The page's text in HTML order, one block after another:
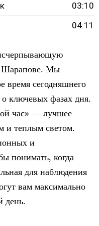
03:10
04:11
Шарапове. Мы
время сегодняшнего
о ключевых фазах дня.
час» — лучшее
и теплым светом.
и
понимать, когда
для наблюдения
вам максимально
день.